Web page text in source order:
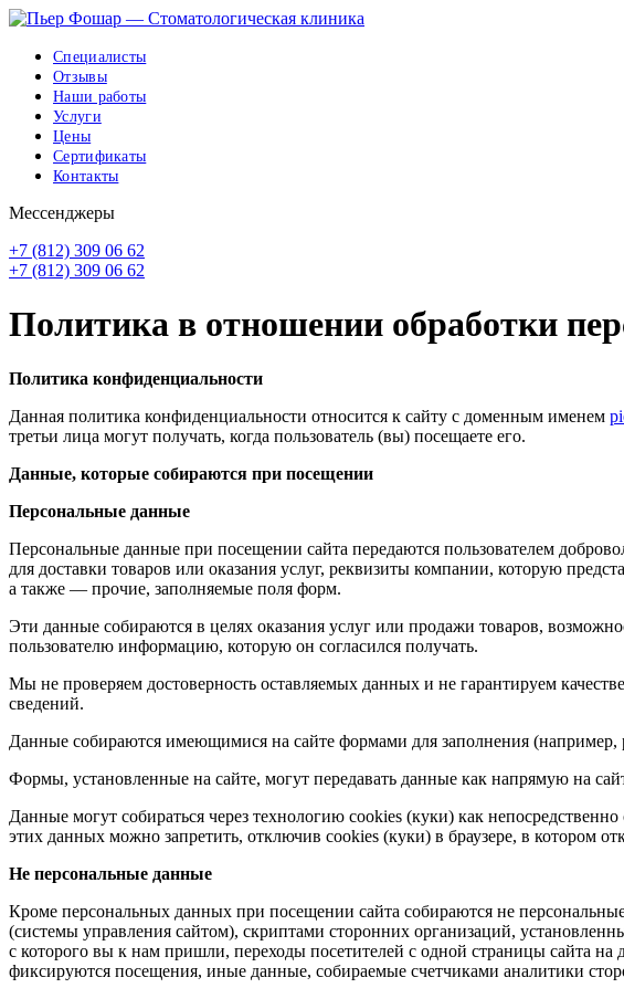
Специалисты
Отзывы
Наши работы
Услуги
Цены
Сертификаты
Контакты
Мессенджеры
+7 (812) 309 06 62
+7 (812) 309 06 62
Политика в отношении обработки
Политика конфиденциальности
Данная политика конфиденциальности относится к сайту с доменным именем
третьи лица могут получать, когда пользователь (вы) посещаете его.
Данные, которые собираются при посещении
Персональные данные
Персональные данные при посещении сайта передаются пользователем
для доставки товаров или оказания услуг, реквизиты компании, которую
а также — прочие, заполняемые поля форм.
Эти данные собираются в целях оказания услуг или продажи товаров,
пользователю информацию, которую он согласился получать.
Мы не проверяем достоверность оставляемых данных и не гарантируем
сведений.
Данные собираются имеющимися на сайте формами для заполнения (например,
Формы, установленные на сайте, могут передавать данные как напрямую на
Данные могут собираться через технологию cookies (куки) как
этих данных можно запретить, отключив cookies (куки) в браузере, в котором
Не персональные данные
Кроме персональных данных при посещении сайта собираются не
(системы управления сайтом), скриптами сторонних организаций,
с которого вы к нам пришли, переходы посетителей с одной страницы сайта
фиксируются посещения, иные данные, собираемые счетчиками аналитики